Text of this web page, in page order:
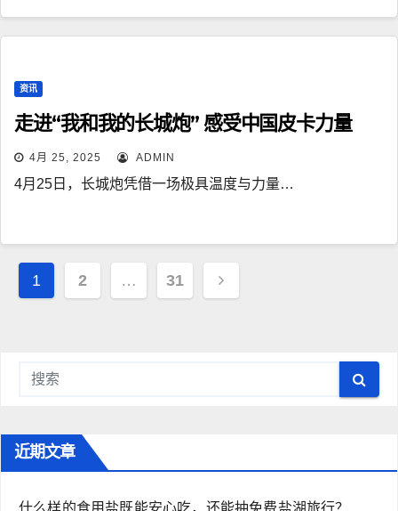
资讯
走进“我和我的长城炮” 感受中国皮卡力量
4月 25, 2025 ADMIN
4月25日，长城炮凭借一场极具温度与力量…
文
航
1 2 … 31
近期文章